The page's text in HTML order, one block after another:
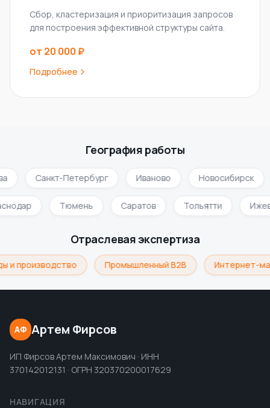
Сбор, кластеризация и приоритизация запросов
для построения эффективной структуры сайта.
от 20 000 ₽
Подробнее
География работы
Санкт-Петербург Иваново Новосибирск
Тюмень Саратов Тольятти
Отраслевая экспертиза
и производство Промышленный B2B Интернет-
АФ Артем Фирсов
ИП Фирсов Артем Максимович · ИНН
370142012131 · ОГРН 320370200017629
НАВИГАЦИЯ